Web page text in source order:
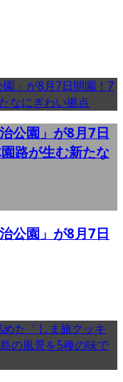
公園」が8月7日
路が生む新たな
公園」が8月7日